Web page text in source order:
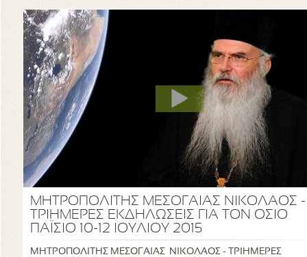
ΜΗΤΡΟΠΟΛΙΤΗΣ ΜΕΣΟΓΑΙΑΣ ΝΙΚΟΛΑΟΣ -
ΤΡΙΗΜΕΡΕΣ ΕΚΔΗΛΩΣΕΙΣ ΓΙΑ ΤΟΝ ΟΣΙΟ
ΠΑΪΣΙΟ 10-12 ΙΟΥΛΙΟΥ 2015
ΜΗΤΡΟΠΟΛΙΤΗΣ ΜΕΣΟΓΑΙΑΣ ΝΙΚΟΛΑΟΣ - ΤΡΙΗΜΕΡΕΣ